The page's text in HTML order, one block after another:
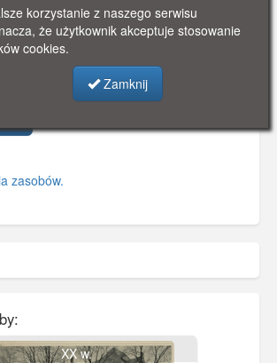
,szpital NMP,boromeuszki ,
opisu.
zasobów.
XX w.
korzystanie z naszego serwisu
że użytkownik akceptuje stosowanie
cookies.
Zamknij